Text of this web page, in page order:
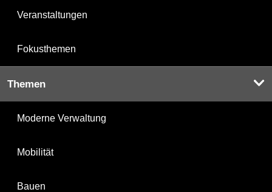
Veranstaltungen
Fokusthemen
Themen
Moderne Verwaltung
Mobilität
Bauen